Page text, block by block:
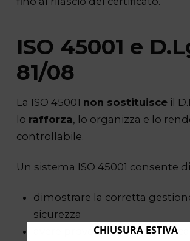
ISO 45001 e
81/08
La ISO 45001 non sostituisceil
lo rafforza, lo organizza e lo
controllabile.
Un sistema ISO 45001 consente
dimostrare la corretta
sicurezza
avere prove documentali in
CHIUSURA ESTIVA